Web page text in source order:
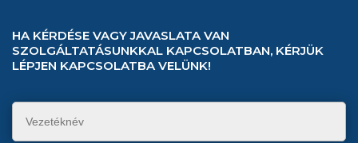
HA KÉRDÉSE VAGY JAVASLATA VAN
SZOLGÁLTATÁSUNKKAL KAPCSOLATBAN, KÉRJÜK
LÉPJEN KAPCSOLATBA VELÜNK!